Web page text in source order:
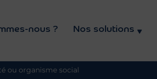
nous ? Nos solutions
ou organisme social